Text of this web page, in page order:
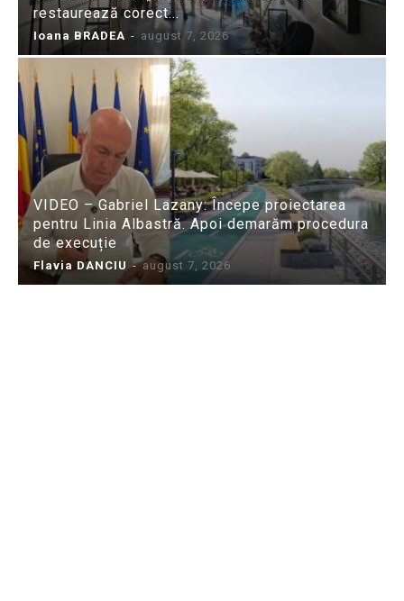
restaurează corect...
Ioana BRADEA - august 7, 2026
VIDEO – Gabriel Lazany: Începe proiectarea
pentru Linia Albastră. Apoi demarăm procedura
de execuție
Flavia DANCIU - august 7, 2026